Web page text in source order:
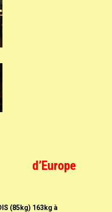
d’Europe
(85kg) 163kg à